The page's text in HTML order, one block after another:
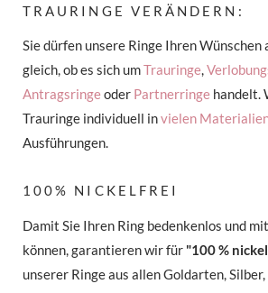
TRAURINGE VERÄNDERN:
Sie dürfen unsere Ringe Ihren Wünschen
gleich, ob es sich umTrauringe,
Antragsringeoder Partnerringe handelt.
Trauringe individuell invielen
Ausführungen.
100% NICKELFREI
Damit Sie Ihren Ring bedenkenlos und
können, garantieren wir für "100 %
unserer Ringe aus allen Goldarten,